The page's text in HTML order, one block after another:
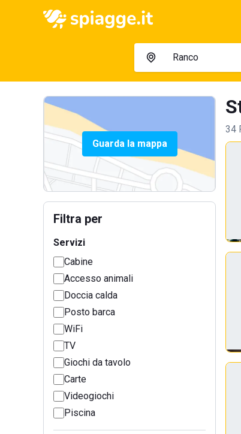
Guarda la mappa
Filtra per
Servizi
Cabine
Accesso animali
Doccia calda
Posto barca
WiFi
TV
Giochi da tavolo
Carte
Videogiochi
Piscina
34